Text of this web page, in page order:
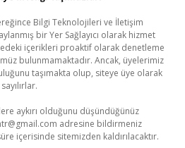
Bilgi Teknolojileri ve İletişim
bir Yer Sağlayıcı olarak hizmet
içerikleri proaktif olarak denetleme
bulunmamaktadır. Ancak, üyelerimiz
taşımakta olup, siteye üye olarak
aykırı olduğunu düşündüğünüz
adresine bildirmeniz
içerisinde sitemizden kaldırılacaktır.